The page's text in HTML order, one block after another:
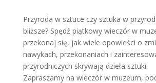
Przyroda w sztuce czy sztuka w
bliższe? Spędź piątkowy wieczór w
przekonaj się, jak wiele opowieści o
nawykach, przekonaniach i
przyrodniczych skrywają dzieła sztuki.
Zapraszamy na wieczór w muzeum,